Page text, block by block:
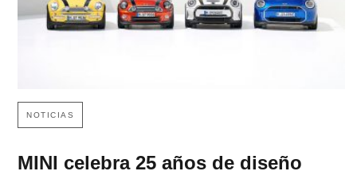
NOTICIAS
MINI celebra 25 años de diseño